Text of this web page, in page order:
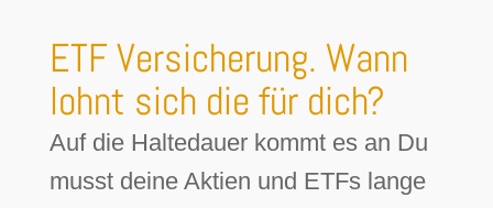
ETF Versicherung. Wann
lohnt sich die für dich?
Auf die Haltedauer kommt es an Du
musst deine Aktien und ETFs lange